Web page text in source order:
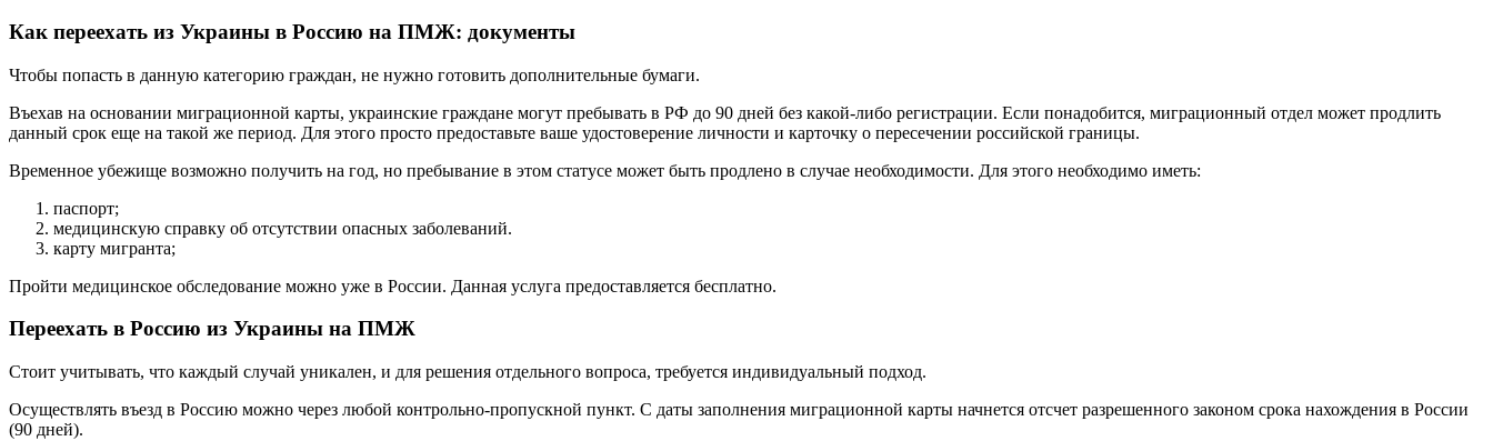
Как переехать из Украины в Россию на ПМЖ: документы
Чтобы попасть в данную категорию граждан, не нужно готовить дополнительные бумаги.
Въехав на основании миграционной карты, украинские граждане могут пребывать в РФ до 90 дней без какой-либо регистрации. Если понадобится, миграционный отдел может продлить
данный срок еще на такой же период. Для этого просто предоставьте ваше удостоверение личности и карточку о пересечении российской границы.
Временное убежище возможно получить на год, но пребывание в этом статусе может быть продлено в случае необходимости. Для этого необходимо иметь:
паспорт;
медицинскую справку об отсутствии опасных заболеваний.
карту мигранта;
Пройти медицинское обследование можно уже в России. Данная услуга предоставляется бесплатно.
Переехать в Россию из Украины на ПМЖ
Стоит учитывать, что каждый случай уникален, и для решения отдельного вопроса, требуется индивидуальный подход.
Осуществлять въезд в Россию можно через любой контрольно-пропускной пункт. С даты заполнения миграционной карты начнется отсчет разрешенного законом срока нахождения в России
(90 дней).